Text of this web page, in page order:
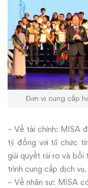
Đơn vị cung cấp
– Về tài chính: MISA
tỷ đồng với tổ chức
giải quyết rủi ro và bồi
trình cung cấp dịch vụ.
– Về nhân sự: MISA